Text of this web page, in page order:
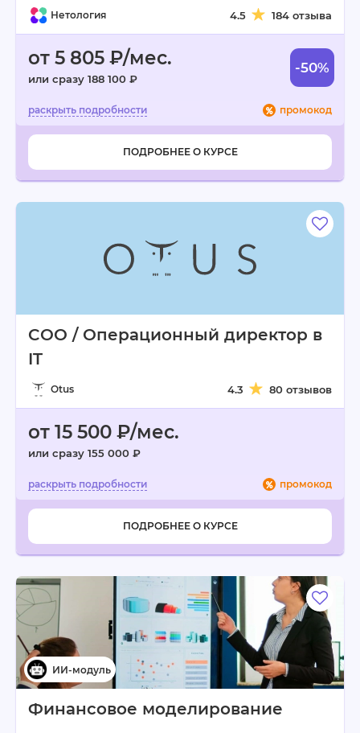
Нетология 4.5 184 отзыва
от 5 805 ₽/мес.
или сразу 188 100 ₽
-50%
промокод
ПОДРОБНЕЕ О КУРСЕ
COO / Операционный директор в
IT
Otus 4.3 80 отзывов
от 15 500 ₽/мес.
или сразу 155 000 ₽
промокод
ПОДРОБНЕЕ О КУРСЕ
Финансовое моделирование